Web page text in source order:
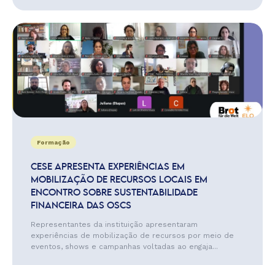
Formação
CESE APRESENTA EXPERIÊNCIAS EM
MOBILIZAÇÃO DE RECURSOS LOCAIS EM
ENCONTRO SOBRE SUSTENTABILIDADE
FINANCEIRA DAS OSCS
Representantes da instituição apresentaram
experiências de mobilização de recursos por meio de
eventos, shows e campanhas voltadas ao engaja...